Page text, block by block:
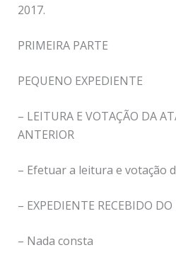
2017.
PRIMEIRA PARTE
PEQUENO EXPEDIENTE
– LEITURA E VOTAÇÃO DA
ANTERIOR
– Efetuar a leitura e votação
– EXPEDIENTE RECEBIDO DO
– Nada consta